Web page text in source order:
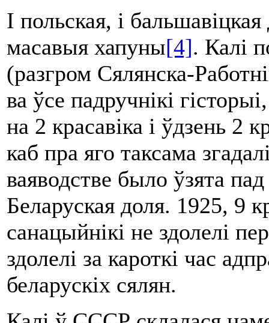
І польская, і
масавыя хапуны[4]. Калі
(разгром Сялянска-
ва ўсе падручнікі
на 2 красавіка і ўдзень 2
каб пра яго таксама
ваяводстве было ўзята
Беларуская доля. 1925, 9
санацыйнікі не здолелі
здолелі за кароткі час
беларускіх сялян.